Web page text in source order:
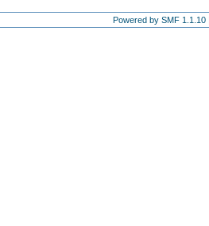
Powered by SMF 1.1.10